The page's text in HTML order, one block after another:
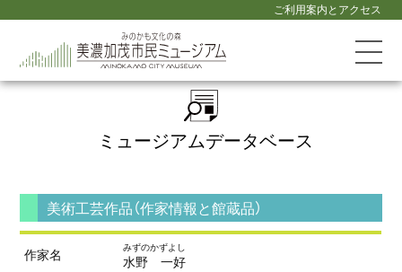
ご利用案内とアクセス
ミュージアムデータベース
美術工芸作品（作家情報と館蔵品）
作家名 みずのかずよし
水野 一好